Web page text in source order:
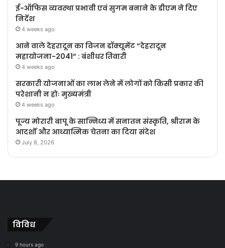
ई-ऑफिस व्यवस्था प्रभावी एवं सुगम बनाने के डीएम ने दिए
निर्देश
4 weeks ago
आने वाले देहरादून का विजन डॉक्यूमेंट “देहरादून
महायोजना-2041” : बंशीधर तिवारी
4 weeks ago
सरकारी योजनाओं का लाभ लेने में लोगों को किसी प्रकार की
परेशानी न होः मुख्यमंत्री
4 weeks ago
पूज्य मोरारी बापू के सान्निध्य में सनातन संस्कृति, श्रीराम के
आदर्शों और आध्यात्मिक चेतना का दिया संदेश
July 8, 2026
विविध
9 hours ago